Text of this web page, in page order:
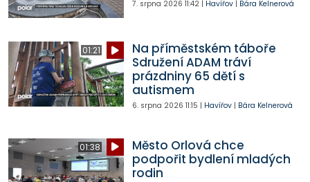
7. srpna 2026 11:42| Havířov| Bára Kelnerová
01:21
Na příměstském táboře
Sdružení ADAM tráví
prázdniny 65 dětí s
autismem
6. srpna 2026 11:15 | Havířov| Bára Kelnerová
01:38
Město Orlová chce
podpořit bydlení mladých
rodin